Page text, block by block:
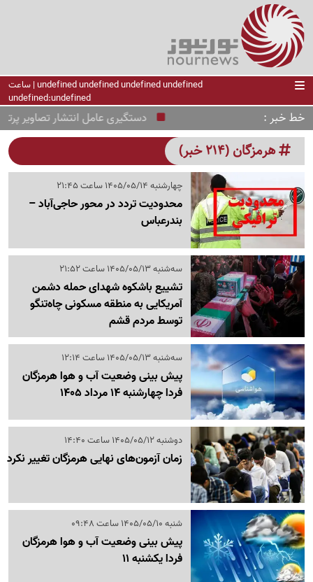
undefined undefined undefined undefined | ساعت
undefined:undefined
خط خبر دستگیری عامل انتشار تصاویر
هرمزگان (214 خبر)
چهارشنبه 1405/05/14 ساعت 21:45
محدودیت تردد در محور حاجی‌آباد –
بندرعباس
سه‌شنبه 1405/05/13 ساعت 21:52
تشییع باشکوه شهدای حمله دشمن
آمریکایی به منطقه مسکونی چاه‌تنگو
توسط مردم قشم
سه‌شنبه 1405/05/13 ساعت 12:14
پیش بینی وضعیت آب و هوا هرمزگان
فردا چهارشنبه 14 مرداد 1405
دوشنبه 1405/05/12 ساعت 14:40
زمان آزمون‌های نهایی هرمزگان تغییر نکرد
شنبه 1405/05/10 ساعت 09:48
پیش بینی وضعیت آب و هوا هرمزگان
فردا یکشنبه 11